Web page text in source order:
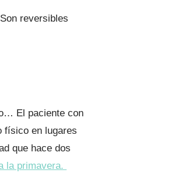
reversibles
El paciente con
físico en lugares
que hace dos
la primavera.